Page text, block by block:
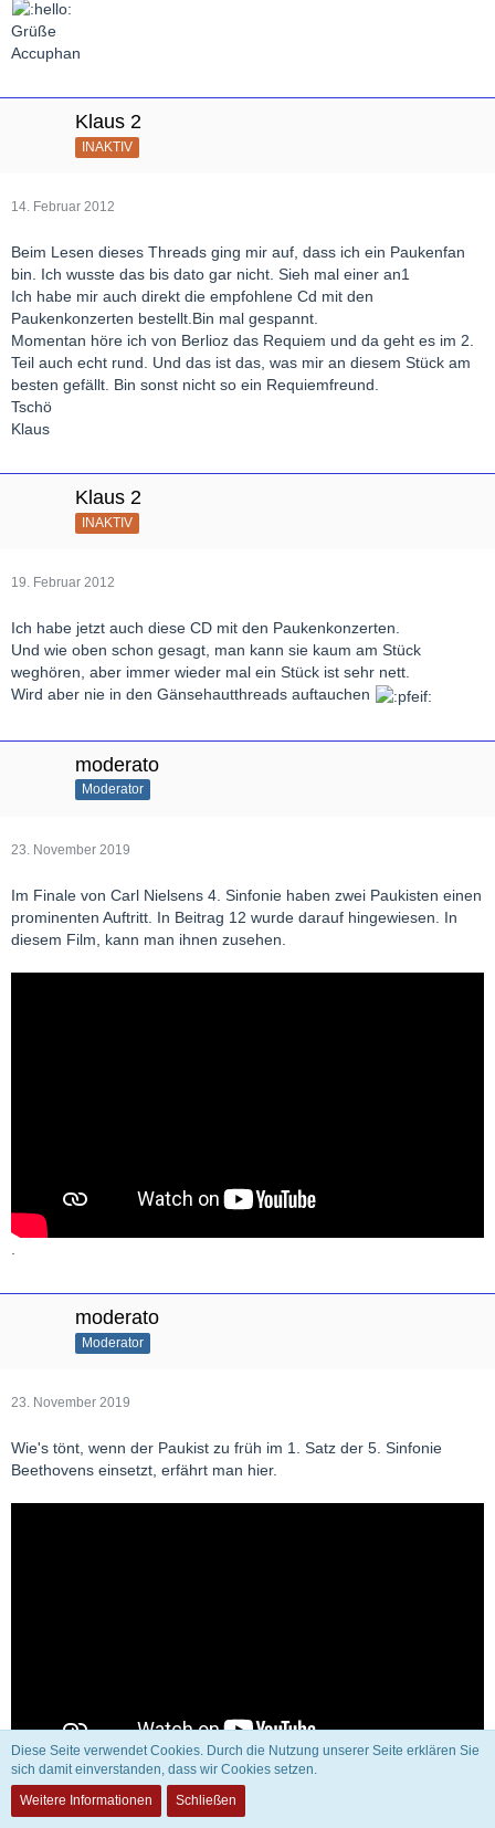
Grüße
Accuphan
Klaus 2
INAKTIV
14. Februar 2012
Beim Lesen dieses Threads ging mir auf, dass ich ein Paukenfan
bin. Ich wusste das bis dato gar nicht. Sieh mal einer an1
Ich habe mir auch direkt die empfohlene Cd mit den
Paukenkonzerten bestellt.Bin mal gespannt.
Momentan höre ich von Berlioz das Requiem und da geht es im 2.
Teil auch echt rund. Und das ist das, was mir an diesem Stück am
besten gefällt. Bin sonst nicht so ein Requiemfreund.
Tschö
Klaus
Klaus 2
INAKTIV
19. Februar 2012
Ich habe jetzt auch diese CD mit den Paukenkonzerten.
Und wie oben schon gesagt, man kann sie kaum am Stück
weghören, aber immer wieder mal ein Stück ist sehr nett.
Wird aber nie in den Gänsehautthreads auftauchen
moderato
Moderator
23. November 2019
Im Finale von Carl Nielsens 4. Sinfonie haben zwei Paukisten einen
prominenten Auftritt. In Beitrag 12 wurde darauf hingewiesen. In
diesem Film, kann man ihnen zusehen.
.
moderato
Moderator
23. November 2019
Wie's tönt, wenn der Paukist zu früh im 1. Satz der 5. Sinfonie
Beethovens einsetzt, erfährt man hier.
Diese Seite verwendet Cookies. Durch die Nutzung unserer Seite erklären Sie
sich damit einverstanden, dass wir Cookies setzen.
Weitere Informationen
Schließen